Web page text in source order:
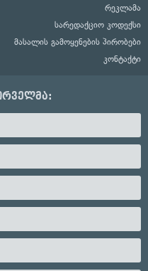
რეკლამა
სარედაქციო კოდექსი
მასალის გამოყენების პირობები
კონტაქტი